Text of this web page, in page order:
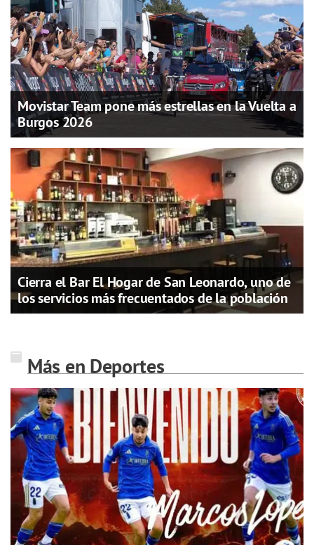
Movistar Team pone más estrellas en la Vuelta a
Burgos 2026
Cierra el Bar El Hogar de San Leonardo, uno de
los servicios más frecuentados de la población
Más en Deportes